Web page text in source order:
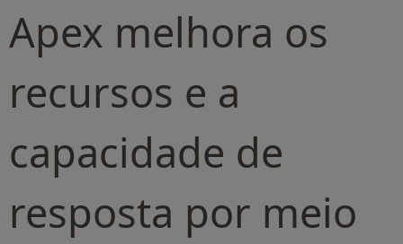
Apex melhora os
recursos e a
capacidade de
resposta por meio